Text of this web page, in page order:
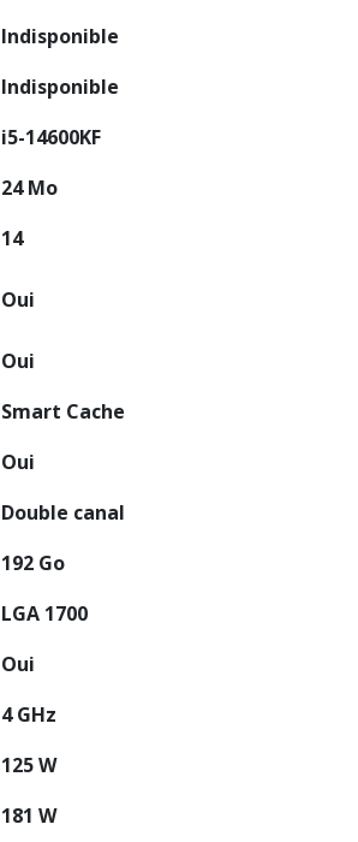
Indisponible
Indisponible
i5-14600KF
24 Mo
14
Oui
Oui
Smart Cache
Oui
Double canal
192 Go
LGA 1700
Oui
4 GHz
125 W
181 W